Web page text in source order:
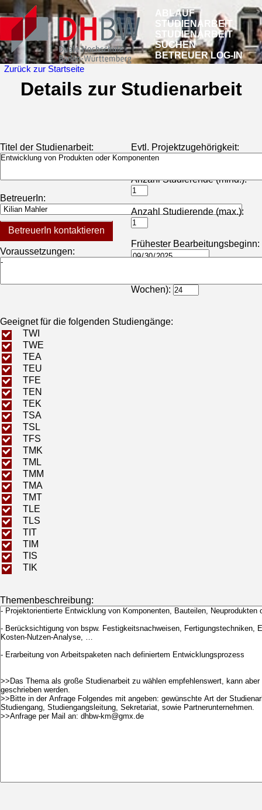
ABLAUF
STUDIENARBEIT
STUDIENARBEIT
SUCHEN
BETREUER LOG-IN
Zurück zur Startseite
Details zur Studienarbeit
Titel der Studienarbeit:
BetreuerIn:
BetreuerIn kontaktieren
Voraussetzungen:
Evtl. Projektzugehörigkeit:
Anzahl Studierende (mind.):
Anzahl Studierende (max.):
Frühester Bearbeitungsbeginn:
Wochen):
Geeignet für die folgenden Studiengänge:
TWI
TWE
TEA
TEU
TFE
TEN
TEK
TSA
TSL
TFS
TMK
TML
TMM
TMA
TMT
TLE
TLS
TIT
TIM
TIS
TIK
Themenbeschreibung: